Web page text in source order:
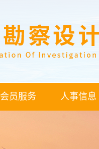
会员服务 人事信息